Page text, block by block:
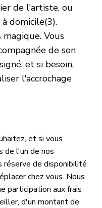
de l'artiste, ou
domicile(3).
Vous
de son
et si besoin,
l'accrochage
et si vous
de l'un de nos
de disponibilité
chez vous. Nous
participation aux frais
d'un montant de